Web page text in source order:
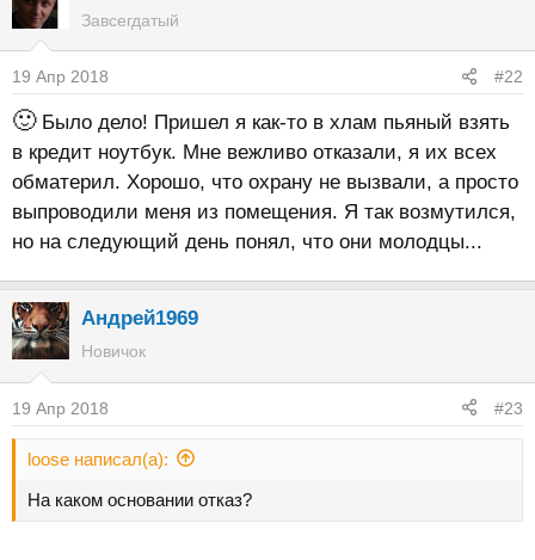
Завсегдатый
19 Апр 2018 #22
🙂Было дело! Пришел я как-то в хлам пьяный взять
в кредит ноутбук. Мне вежливо отказали, я их всех
обматерил. Хорошо, что охрану не вызвали, а просто
выпроводили меня из помещения. Я так возмутился,
но на следующий день понял, что они молодцы...
Андрей1969
Новичок
19 Апр 2018 #23
loose написал(а):
На каком основании отказ?